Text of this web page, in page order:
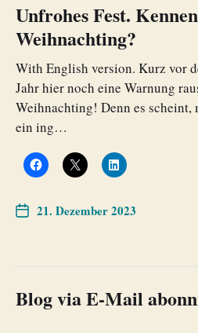
Unfrohes Fest.
Weihnachting?
With English version. Kurz vor
Jahr hier noch eine Warnung
Weihnachting! Denn es scheint,
ein ing…
21. Dezember 2023
Blog via E-Mail